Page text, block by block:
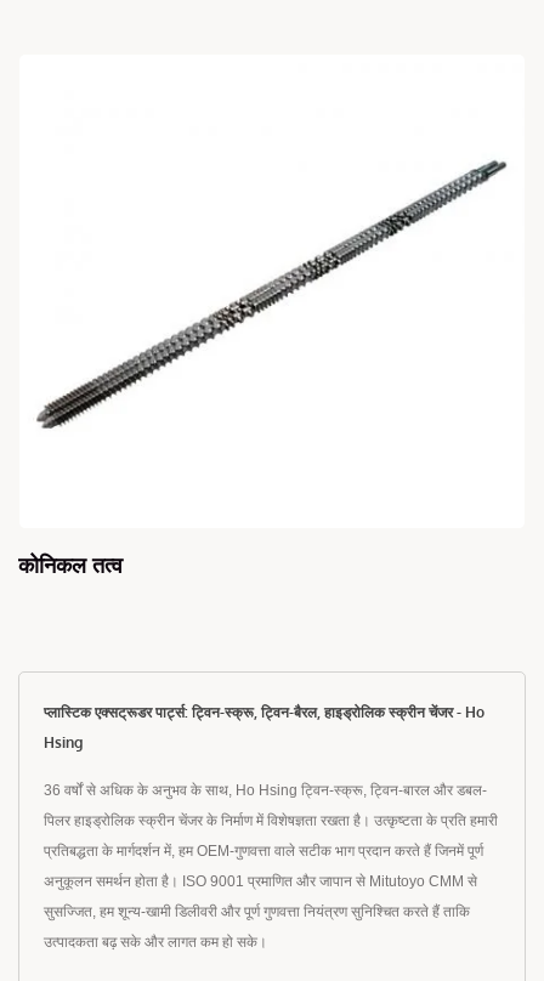
कोनिकल तत्व
प्लास्टिक एक्सट्रूडर पार्ट्स: ट्विन-स्क्रू, ट्विन-बैरल, हाइड्रोलिक स्क्रीन चेंजर - Ho
Hsing
36 वर्षों से अधिक के अनुभव के साथ, Ho Hsing ट्विन-स्क्रू, ट्विन-बारल और डबल-
पिलर हाइड्रोलिक स्क्रीन चेंजर के निर्माण में विशेषज्ञता रखता है। उत्कृष्टता के प्रति हमारी
प्रतिबद्धता के मार्गदर्शन में, हम OEM-गुणवत्ता वाले सटीक भाग प्रदान करते हैं जिनमें पूर्ण
अनुकूलन समर्थन होता है। ISO 9001 प्रमाणित और जापान से Mitutoyo CMM से
सुसज्जित, हम शून्य-खामी डिलीवरी और पूर्ण गुणवत्ता नियंत्रण सुनिश्चित करते हैं ताकि
उत्पादकता बढ़ सके और लागत कम हो सके।